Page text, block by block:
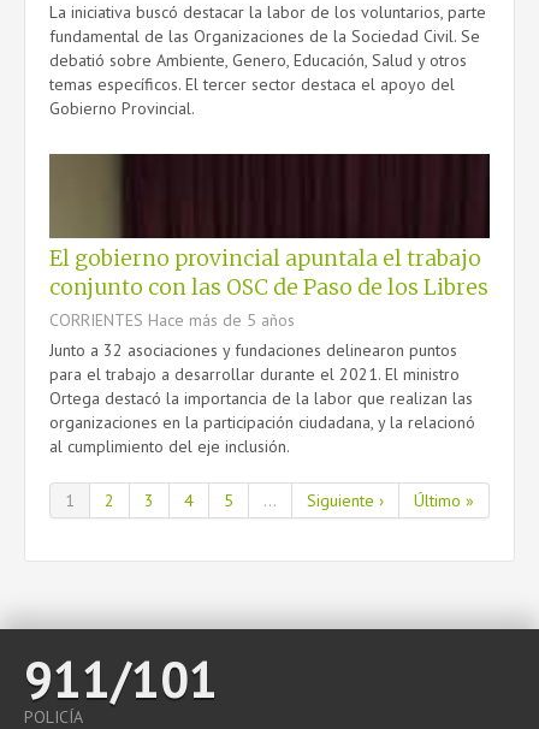
La iniciativa buscó destacar la labor de los voluntarios, parte
fundamental de las Organizaciones de la Sociedad Civil. Se
debatió sobre Ambiente, Genero, Educación, Salud y otros
temas específicos. El tercer sector destaca el apoyo del
Gobierno Provincial.
El gobierno provincial apuntala el trabajo
conjunto con las OSC de Paso de los Libres
CORRIENTES Hace más de 5 años
Junto a 32 asociaciones y fundaciones delinearon puntos
para el trabajo a desarrollar durante el 2021. El ministro
Ortega destacó la importancia de la labor que realizan las
organizaciones en la participación ciudadana, y la relacionó
al cumplimiento del eje inclusión.
1 2 3 4 5 ... Siguiente › Último »
911/101
POLICÍA